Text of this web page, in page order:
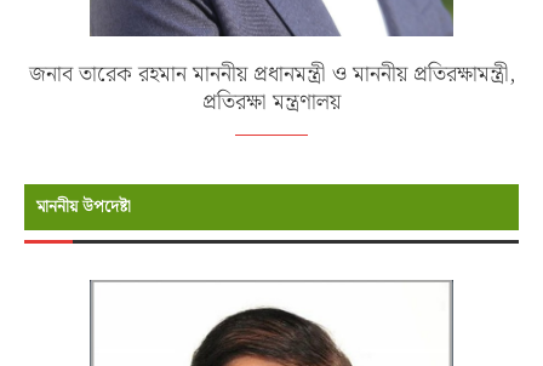
জনাব তারেক রহমান মাননীয় প্রধানমন্ত্রী ও মাননীয় প্রতিরক্ষামন্ত্রী,
প্রতিরক্ষা মন্ত্রণালয়
মাননীয় উপদেষ্টা